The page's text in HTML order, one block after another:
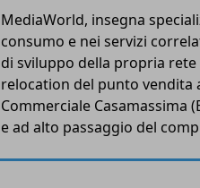
MediaWorld, insegna
consumo e nei servizi
di sviluppo della propria rete
relocation del punto vendita
Commerciale Casamassima
e ad alto passaggio del